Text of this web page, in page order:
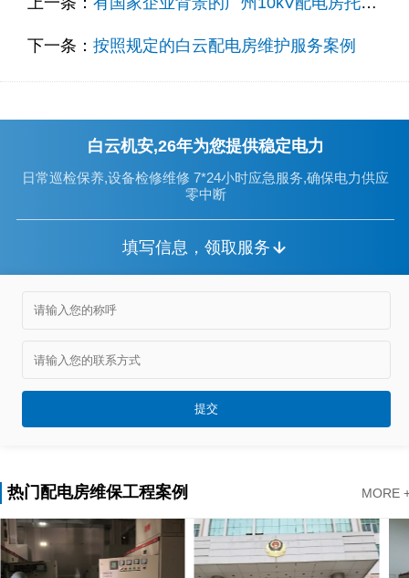
下一条： 按照规定的白云配电房维护服务案例
白云机安,26年为您提供稳定电力
日常巡检保养,设备检修维修 7*24小时应急服务,确保电力供应
零中断
填写信息，领取服务
热门配电房维保工程案例 MORE